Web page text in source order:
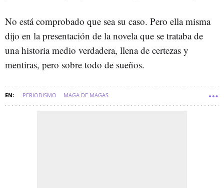
No está comprobado que sea su caso. Pero ella misma
dijo en la presentación de la novela que se trataba de
una historia medio verdadera, llena de certezas y
mentiras, pero sobre todo de sueños.
PERIODISMO MAGA DE MAGAS